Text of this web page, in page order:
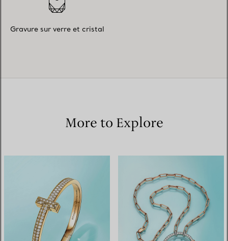
Gravure sur verre et cristal
More to Explore